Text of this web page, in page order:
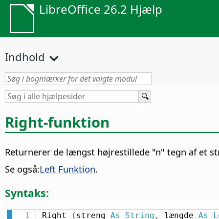
LibreOffice 26.2 Hjælp
Indhold
Right-funktion
Returnerer de længst højrestillede "n" tegn af et
Se også:Left Funktion.
Syntaks:
Right ( streng As String , længde As